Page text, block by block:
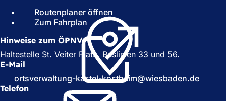
Routenplaner öffnen
Ö
f
f
n
e
t
i
n
Zum Fahrplan
Ö
f
f
t
i
Hinweise zum ÖPNV
Haltestelle St. Veiter Platz, Buslinien 33 und 56.
E-Mail
ortsverwaltung-kastel-kostheim
wiesbaden de
Telefon